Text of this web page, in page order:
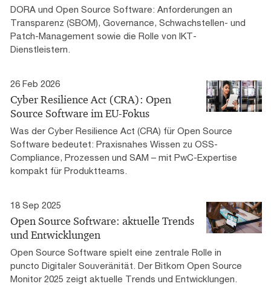
DORA und Open Source Software: Anforderungen an
Transparenz (SBOM), Governance, Schwachstellen- und
Patch-Management sowie die Rolle von IKT-
Dienstleistern.
26 Feb 2026
Cyber Resilience Act (CRA): Open
Source Software im EU-Fokus
Was der Cyber Resilience Act (CRA) für Open Source
Software bedeutet: Praxisnahes Wissen zu OSS-
Compliance, Prozessen und SAM – mit PwC-Expertise
kompakt für Produktteams.
18 Sep 2025
Open Source Software: aktuelle Trends
und Entwicklungen
Open Source Software spielt eine zentrale Rolle in
puncto Digitaler Souveränität. Der Bitkom Open Source
Monitor 2025 zeigt aktuelle Trends und Entwicklungen.